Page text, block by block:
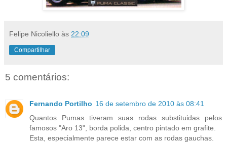
Felipe Nicoliello às 22:09
Compartilhar
5 comentários:
Fernando Portilho 16 de setembro de 2010 às 08:41
Quantos Pumas tiveram suas rodas substituidas pelos
famosos "Aro 13", borda polida, centro pintado em grafite.
Esta, especialmente parece estar com as rodas gauchas.